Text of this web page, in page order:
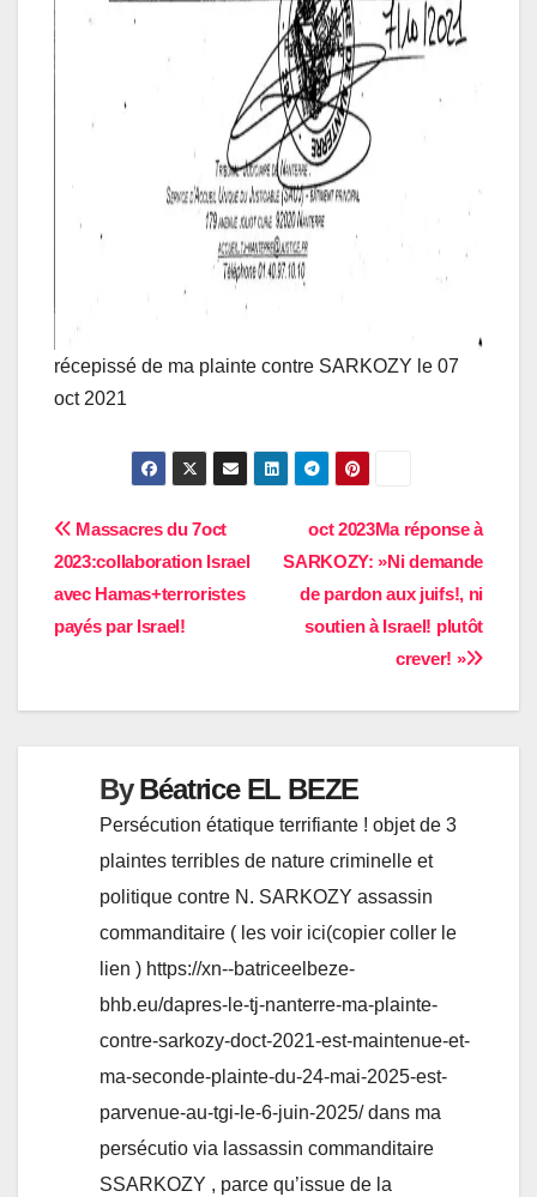
récepissé de ma plainte contre SARKOZY le 07
oct 2021
Navigation
de
l’article
oct 2023Ma réponse à
SARKOZY: »Ni demande
de pardon aux juifs!, ni
soutien à Israel! plutôt
crever! »
Massacres du 7oct
2023:collaboration Israel
avec Hamas+terroristes
payés par Israel!
ByBéatrice EL BEZE
Persécution étatique terrifiante ! objet de 3
plaintes terribles de nature criminelle et
politique contre N. SARKOZY assassin
commanditaire ( les voir ici(copier coller le
lien ) https://xn--batriceelbeze-
bhb.eu/dapres-le-tj-nanterre-ma-plainte-
contre-sarkozy-doct-2021-est-maintenue-et-
ma-seconde-plainte-du-24-mai-2025-est-
parvenue-au-tgi-le-6-juin-2025/ dans ma
persécutio via lassassin commanditaire
SSARKOZY , parce qu’issue de la